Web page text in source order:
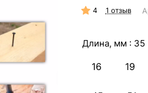
4 1 отзыв
Длина, мм : 35
16 19